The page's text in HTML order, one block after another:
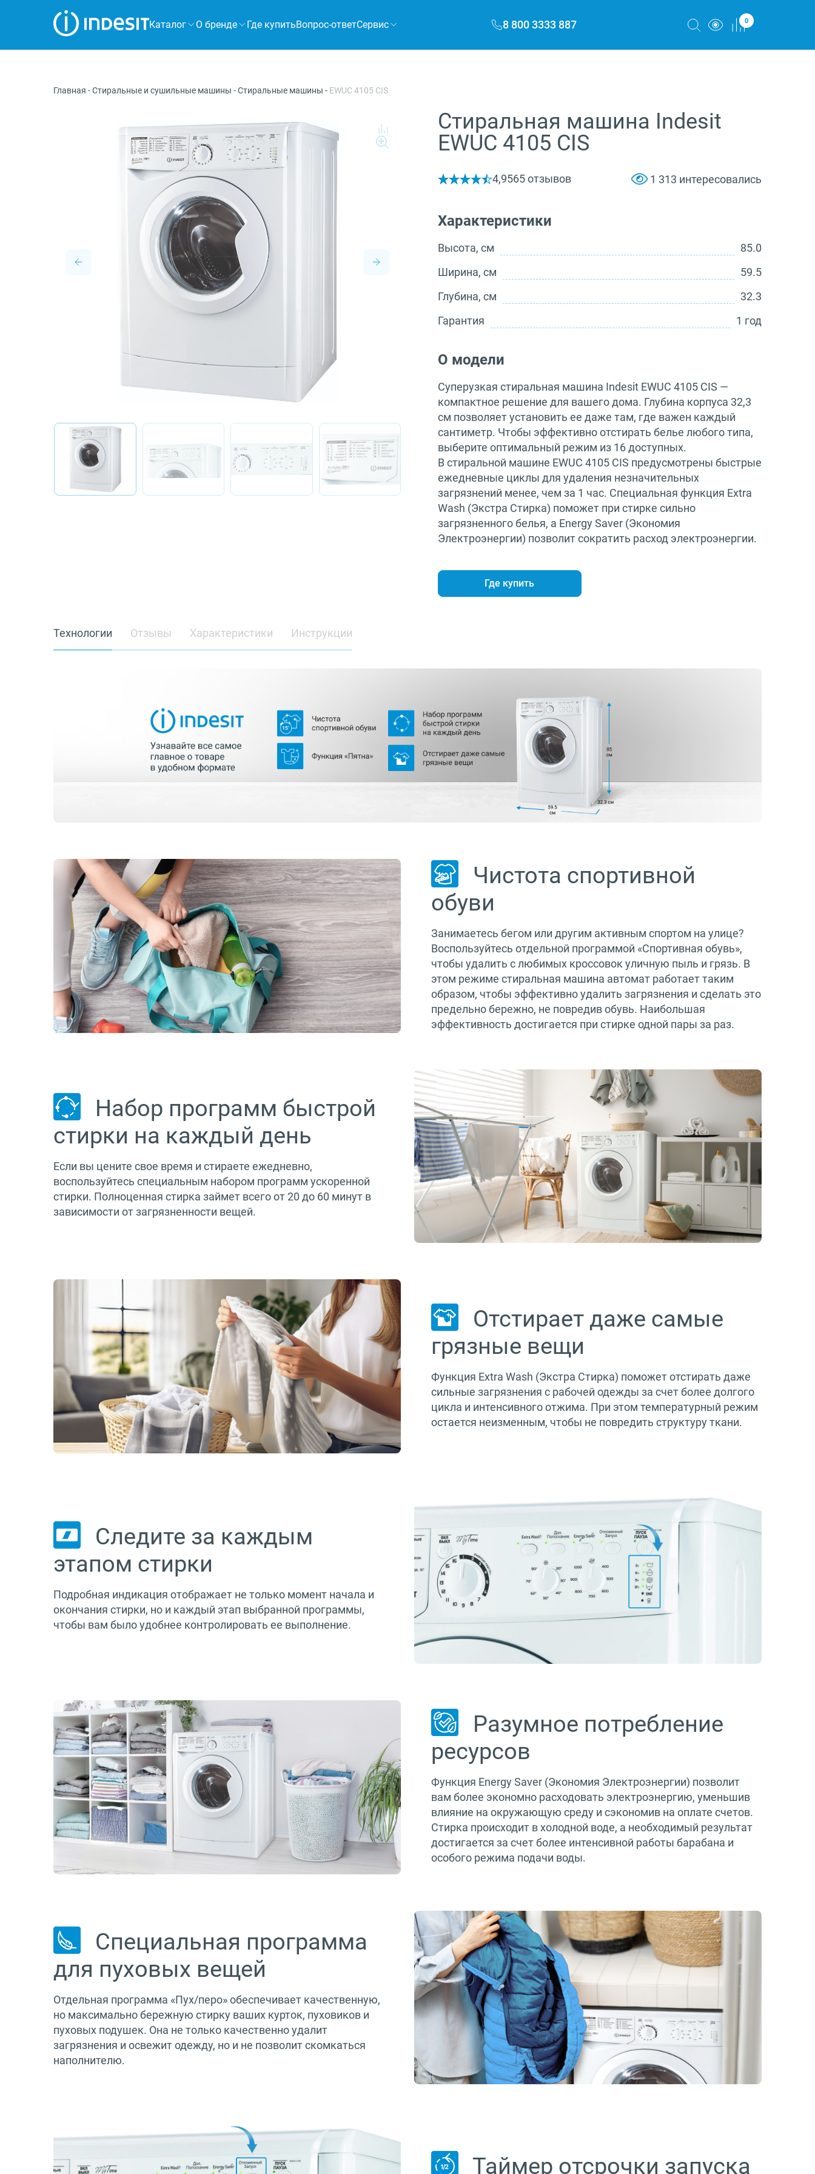
Каталог О бренде Где купитьВопрос-ответСервис 8 800 3333 887 0
Холодильники
Посудомоечные машины
Микроволновые печи
Главная -Стиральные и сушильные машины -Стиральные машины - EWUC 4105 CIS
Стиральная машина Indesit
EWUC 4105 CIS
4,9565 отзывов 1 313 интересовались
Характеристики
Высота, см
85.0
Ширина, см
59.5
Глубина, см
32.3
Гарантия
1 год
О модели
Суперузкая стиральная машина Indesit EWUC 4105 CIS —
компактное решение для вашего дома. Глубина корпуса 32,3
см позволяет установить ее даже там, где важен каждый
сантиметр. Чтобы эффективно отстирать белье любого типа,
выберите оптимальный режим из 16 доступных.
В стиральной машине EWUC 4105 CIS предусмотрены быстрые
ежедневные циклы для удаления незначительных
загрязнений менее, чем за 1 час. Специальная функция Extra
Wash (Экстра Стирка) поможет при стирке сильно
загрязненного белья, а Energy Saver (Экономия
Электроэнергии) позволит сократить расход электроэнергии.
Где купить
Технологии Отзывы Характеристики Инструкции
Чистота спортивной
обуви
Занимаетесь бегом или другим активным спортом на улице?
Воспользуйтесь отдельной программой «Спортивная обувь»,
чтобы удалить с любимых кроссовок уличную пыль и грязь. В
этом режиме стиральная машина автомат работает таким
образом, чтобы эффективно удалить загрязнения и сделать это
предельно бережно, не повредив обувь. Наибольшая
эффективность достигается при стирке одной пары за раз.
Набор программ быстрой
стирки на каждый день
Если вы цените свое время и стираете ежедневно,
воспользуйтесь специальным набором программ ускоренной
стирки. Полноценная стирка займет всего от 20 до 60 минут в
зависимости от загрязненности вещей.
Отстирает даже самые
грязные вещи
Функция Extra Wash (Экстра Стирка) поможет отстирать даже
сильные загрязнения с рабочей одежды за счет более долгого
цикла и интенсивного отжима. При этом температурный режим
остается неизменным, чтобы не повредить структуру ткани.
Следите за каждым
этапом стирки
Подробная индикация отображает не только момент начала и
окончания стирки, но и каждый этап выбранной программы,
чтобы вам было удобнее контролировать ее выполнение.
Разумное потребление
ресурсов
Функция Energy Saver (Экономия Электроэнергии) позволит
вам более экономно расходовать электроэнергию, уменьшив
влияние на окружающую среду и сэкономив на оплате счетов.
Стирка происходит в холодной воде, а необходимый результат
достигается за счет более интенсивной работы барабана и
особого режима подачи воды.
Специальная программа
для пуховых вещей
Отдельная программа «Пух/перо» обеспечивает качественную,
но максимально бережную стирку ваших курток, пуховиков и
пуховых подушек. Она не только качественно удалит
загрязнения и освежит одежду, но и не позволит скомкаться
наполнителю.
Таймер отсрочки запуска